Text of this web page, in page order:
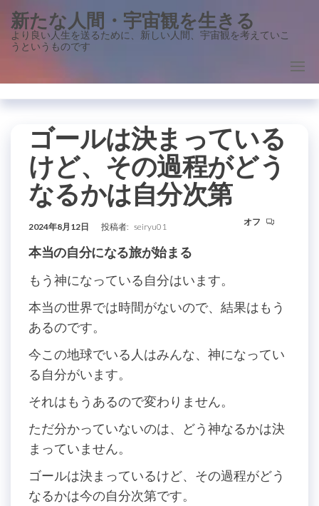
ン
に
新たな人間・宇宙観を生きる
より良い人生を送るために、新しい人間、宇宙観を考えていこ
うというものです
ゴールは決まっている
けど、その過程がどう
なるかは自分次第
2024年8月12日 投稿者: seiryu01 オフ
本当の自分になる旅が始まる
もう神になっている自分はいます。
本当の世界では時間がないので、結果はもう
あるのです。
今この地球でいる人はみんな、神になってい
る自分がいます。
それはもうあるので変わりません。
ただ分かっていないのは、どう神なるかは決
まっていません。
ゴールは決まっているけど、その過程がどう
なるかは今の自分次第です。